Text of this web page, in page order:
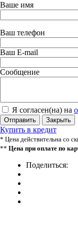
Ваше имя
Ваш телефон
Ваш E-mail
Сообщение
Я согласен(на) на
Отправить Закрыть
Купить в кредит
* Цена действительна со
** Цена при оплате по
Поделиться: